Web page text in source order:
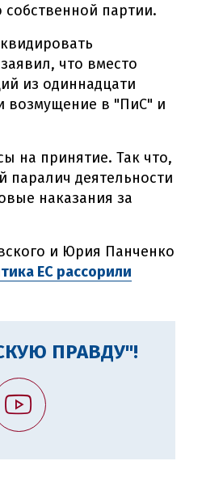
партии.
что вместо
из одиннадцати
возмущение в "ПиС" и
на принятие. Так что,
паралич деятельности
наказания за
и Юрия Панченко
ЕС рассорили
ПРАВДУ"!